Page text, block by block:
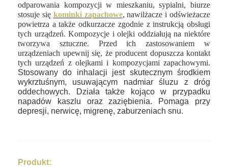
odparowania kompozycji w mieszkaniu, sypialni, biurze
stosuje się kominki zapachowe, nawilżacze i odświeżacze
powietrza a także odkurzacze zgodnie z instrukcją obsługi
tych urządzeń. Kompozycje i olejki oddziałują na niektóre
tworzywa sztuczne. Przed ich zastosowaniem w
urządzeniach upewnij się, że producent dopuszcza kontakt
tych urządzeń z olejkami i kompozycjami zapachowymi.
Stosowany do inhalacji jest skutecznym środkiem
wykrztuśnym, usuwającym nadmiar śluzu z dróg
oddechowych. Działa także kojąco w przypadku
napadów kaszlu oraz zaziębienia. Pomaga przy
depresji, nerwicę, migrenę, zaburzeniach snu.
Produkt: